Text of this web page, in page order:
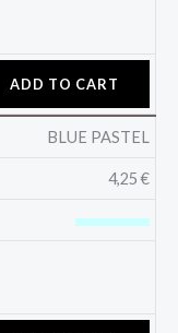
ADD TO CART
BLUE PASTEL
4,25€